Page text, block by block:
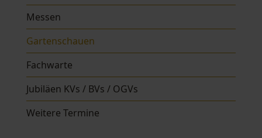
Messen
Gartenschauen
Fachwarte
Jubiläen KVs / BVs / OGVs
Weitere Termine